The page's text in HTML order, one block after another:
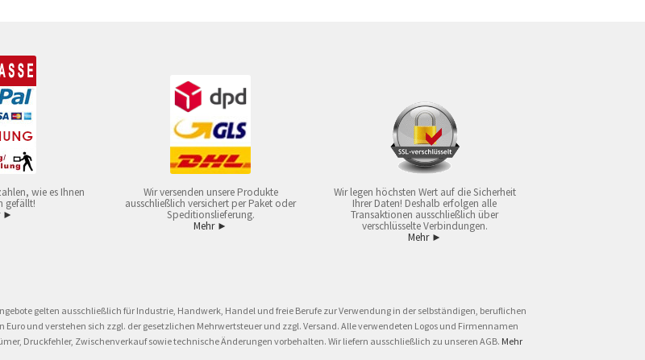
wie es Ihnen
gefällt!
►
Wir versenden unsere Produkte
ausschließlich versichert per Paket oder
Speditionslieferung.
Mehr ►
Wir legen höchsten Wert auf die Sicherheit
Ihrer Daten! Deshalb erfolgen alle
Transaktionen ausschließlich über
verschlüsselte Verbindungen.
Mehr ►
gelten ausschließlich für Industrie, Handwerk, Handel und freie Berufe zur Verwendung in der selbständigen, beruflichen
Euro und verstehen sich zzgl. der gesetzlichen Mehrwertsteuer und zzgl. Versand. Alle verwendeten Logos und Firmennamen
Druckfehler, Zwischenverkauf sowie technische Änderungen vorbehalten. Wir liefern ausschließlich zu unseren AGB. Mehr